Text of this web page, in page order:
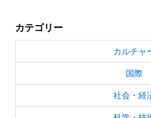
カテゴリー
カルチャ
国際
社会・経